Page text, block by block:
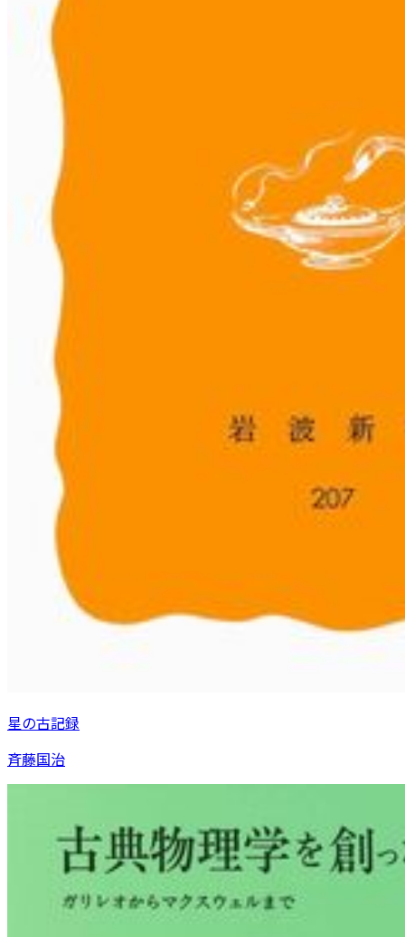
星の古記録
斉藤国治